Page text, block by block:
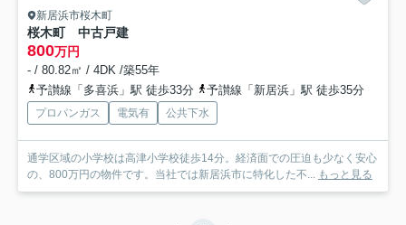
新居浜市桜木町
桜木町 中古戸建
800万円
- / 80.82㎡ / 4DK /築55年
予讃線「多喜浜」駅 徒歩33分
予讃線「新居浜」駅 徒歩35分
プロパンガス 電気有 公共下水
通学区域の小学校は高津小学校徒歩14分。経済面での圧迫も少なく安心
の、800万円の物件です。当社では新居浜市に特化した不... もっと見る